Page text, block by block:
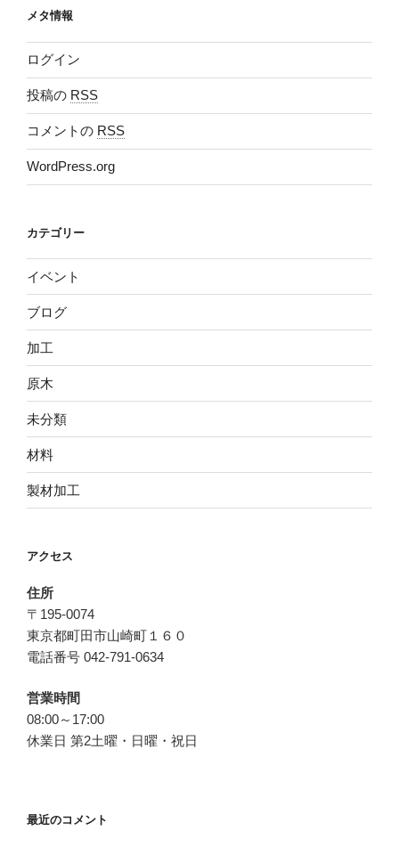
メタ情報
ログイン
投稿の RSS
コメントの RSS
WordPress.org
カテゴリー
イベント
ブログ
加工
原木
未分類
材料
製材加工
アクセス
住所
〒195-0074
東京都町田市山崎町１６０
電話番号 042-791-0634
営業時間
08:00～17:00
休業日 第2土曜・日曜・祝日
最近のコメント